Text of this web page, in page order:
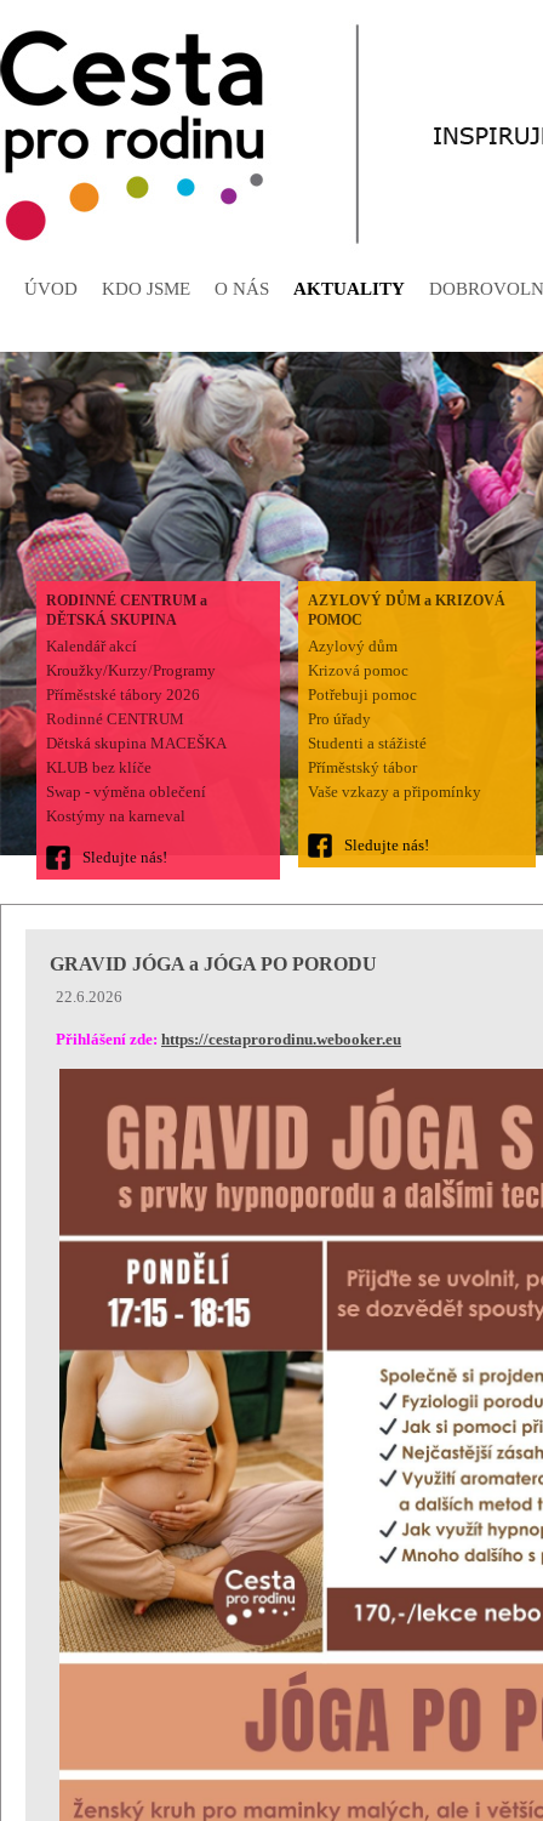
ÚVOD KDO JSME O NÁS AKTUALITY
RODINNÉ CENTRUM a
DĚTSKÁ SKUPINA
Kalendář akcí
Kroužky/Kurzy/Programy
Příměstské tábory 2026
Rodinné CENTRUM
Dětská skupina MACEŠKA
KLUB bez klíče
Swap - výměna oblečení
Kostýmy na karneval
Sledujte nás!
AZYLOVÝ DŮM a KRIZOVÁ
POMOC
Azylový dům
Krizová pomoc
Potřebuji pomoc
Pro úřady
Studenti a stážisté
Příměstský tábor
Vaše vzkazy a připomínky
Sledujte nás!
GRAVID JÓGA a JÓGA PO PORODU
22.6.2026
Přihlášení zde: https://cestaprorodinu.webooker.eu